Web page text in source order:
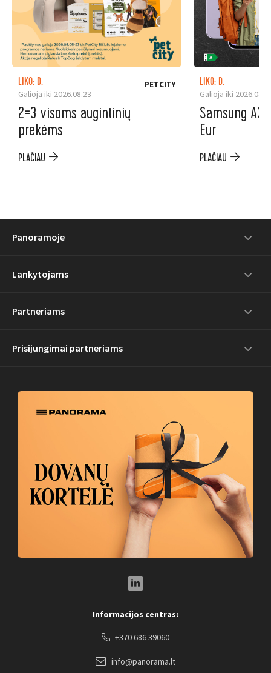
LIKO: D.
Galioja iki 2026.08.23
PETCITY
2=3 visoms augintinių
prekėms
PLAČIAU
LIKO: D.
Galioja iki
Samsung
Eur
PLAČIAU
Panoramoje
Lankytojams
Partneriams
Prisijungimai partneriams
Informacijos centras:
+370 686 39060
info@panorama.lt